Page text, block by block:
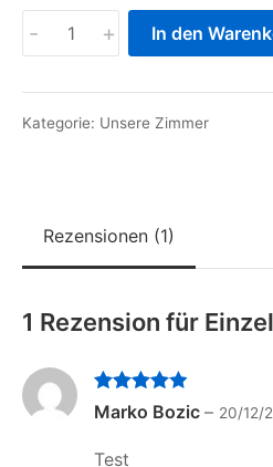
5.00von 5,
basierend
Einzelzimmer
Menge
- + In den
Kategorie: Unsere Zimmer
Rezensionen (1)
1 Rezension für
5von 5
Marko Bozic – 20/12/
Test